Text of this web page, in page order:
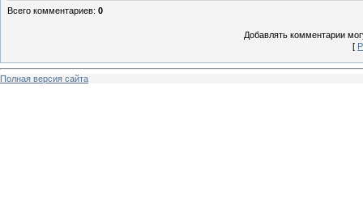
Всего комментариев: 0
Добавлять комментарии
[
Полная версия сайта